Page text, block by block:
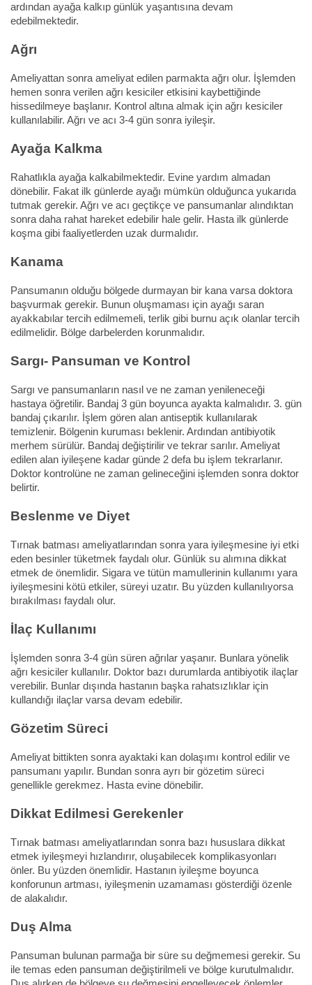
ardından ayağa kalkıp günlük yaşantısına devam
edebilmektedir.
Ağrı
Ameliyattan sonra ameliyat edilen parmakta ağrı olur. İşlemden
hemen sonra verilen ağrı kesiciler etkisini kaybettiğinde
hissedilmeye başlanır. Kontrol altına almak için ağrı kesiciler
kullanılabilir. Ağrı ve acı 3-4 gün sonra iyileşir.
Ayağa Kalkma
Rahatlıkla ayağa kalkabilmektedir. Evine yardım almadan
dönebilir. Fakat ilk günlerde ayağı mümkün olduğunca yukarıda
tutmak gerekir. Ağrı ve acı geçtikçe ve pansumanlar alındıktan
sonra daha rahat hareket edebilir hale gelir. Hasta ilk günlerde
koşma gibi faaliyetlerden uzak durmalıdır.
Kanama
Pansumanın olduğu bölgede durmayan bir kana varsa doktora
başvurmak gerekir. Bunun oluşmaması için ayağı saran
ayakkabılar tercih edilmemeli, terlik gibi burnu açık olanlar tercih
edilmelidir. Bölge darbelerden korunmalıdır.
Sargı- Pansuman ve Kontrol
Sargı ve pansumanların nasıl ve ne zaman yenileneceği
hastaya öğretilir. Bandaj 3 gün boyunca ayakta kalmalıdır. 3. gün
bandaj çıkarılır. İşlem gören alan antiseptik kullanılarak
temizlenir. Bölgenin kuruması beklenir. Ardından antibiyotik
merhem sürülür. Bandaj değiştirilir ve tekrar sarılır. Ameliyat
edilen alan iyileşene kadar günde 2 defa bu işlem tekrarlanır.
Doktor kontrolüne ne zaman gelineceğini işlemden sonra doktor
belirtir.
Beslenme ve Diyet
Tırnak batması ameliyatlarından sonra yara iyileşmesine iyi etki
eden besinler tüketmek faydalı olur. Günlük su alımına dikkat
etmek de önemlidir. Sigara ve tütün mamullerinin kullanımı yara
iyileşmesini kötü etkiler, süreyi uzatır. Bu yüzden kullanılıyorsa
bırakılması faydalı olur.
İlaç Kullanımı
İşlemden sonra 3-4 gün süren ağrılar yaşanır. Bunlara yönelik
ağrı kesiciler kullanılır. Doktor bazı durumlarda antibiyotik ilaçlar
verebilir. Bunlar dışında hastanın başka rahatsızlıklar için
kullandığı ilaçlar varsa devam edebilir.
Gözetim Süreci
Ameliyat bittikten sonra ayaktaki kan dolaşımı kontrol edilir ve
pansumanı yapılır. Bundan sonra ayrı bir gözetim süreci
genellikle gerekmez. Hasta evine dönebilir.
Dikkat Edilmesi Gerekenler
Tırnak batması ameliyatlarından sonra bazı hususlara dikkat
etmek iyileşmeyi hızlandırır, oluşabilecek komplikasyonları
önler. Bu yüzden önemlidir. Hastanın iyileşme boyunca
konforunun artması, iyileşmenin uzamaması gösterdiği özenle
de alakalıdır.
Duş Alma
Pansuman bulunan parmağa bir süre su değmemesi gerekir. Su
ile temas eden pansuman değiştirilmeli ve bölge kurutulmalıdır.